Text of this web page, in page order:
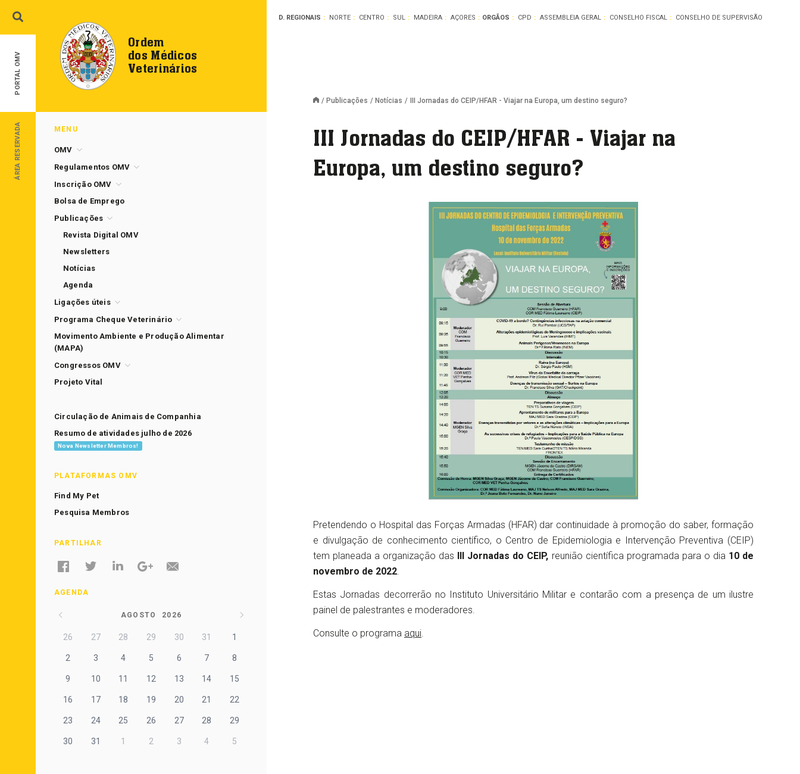
D. REGIONAIS NORTE CENTRO SUL MADEIRA AÇORES ORGÃOS CPD ASSEMBLEIA GERAL CONSELHO FISCAL CONSELHO DE SUPERVISÃO
Publicações Notícias III Jornadas do CEIP/HFAR - Viajar na Europa, um destino seguro?
III Jornadas do CEIP/HFAR - Viajar na
Europa, um destino seguro?
Pretendendo o Hospital das Forças Armadas (HFAR) dar continuidade à promoção do saber, formação
e divulgação de conhecimento científico, o Centro de Epidemiologia e Intervenção Preventiva (CEIP)
tem planeada a organização das III Jornadas do CEIP, reunião científica programada para o dia 10 de
novembro de 2022.
Estas Jornadas decorrerão no Instituto Universitário Militar e contarão com a presença de um ilustre
painel de palestrantes e moderadores.
Consulte o programa aqui.
Ordem
dos Médicos
Veterinários
MENU
OMV
Regulamentos OMV
Inscrição OMV
Bolsa de Emprego
Publicações
Revista Digital OMV
Newsletters
Notícias
Agenda
Ligações úteis
Programa Cheque Veterinário
Movimento Ambiente e Produção Alimentar
(MAPA)
Congressos OMV
Projeto Vital
Circulação de Animais de Companhia
Resumo de atividades julho de 2026
Nova Newsletter Membros!
PLATAFORMAS OMV
Find My Pet
Pesquisa Membros
PARTILHAR
AGENDA
AGOSTO 2026
26 27 28 29 30 31 1
2 3 4 5 6 7 8
9 10 11 12 13 14 15
16 17 18 19 20 21 22
23 24 25 26 27 28 29
30 31 1 2 3 4 5
ÁREA RESERVADA
PORTAL OMV